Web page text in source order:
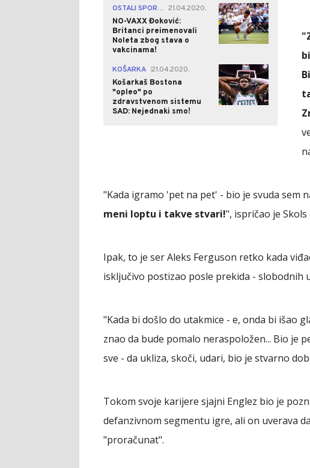
OSTALI SPORTOVI 21.04.2020.
NO-VAXX Đoković:
Britanci preimenovali
Noleta zbog stava o
vakcinama!
0
KOŠARKA 21.04.2020.
Košarkaš Bostona
"opleo" po
zdravstvenom sistemu
SAD: Nejednaki smo!
0
"Kada igramo 'pet na pet' - bio je svuda sem
meni loptu i takve stvari!", ispričao je
Ipak, to je ser Aleks Ferguson retko kada
isključivo postizao posle prekida - slobodnih
"Kada bi došlo do utakmice - e, onda bi išao
znao da bude pomalo neraspoložen... Bio je
sve - da ukliza, skoči, udari, bio je stvarno
Tokom svoje karijere sjajni Englez bio je
defanzivnom segmentu igre, ali on uverava
"proračunat".